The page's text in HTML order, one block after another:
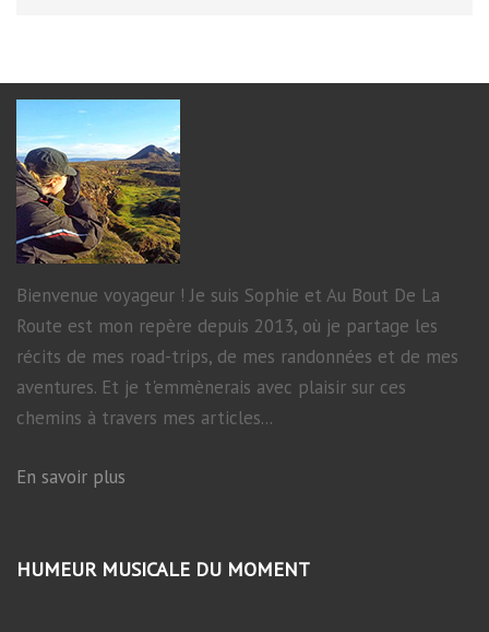
Bienvenue voyageur ! Je suis Sophie et Au Bout De La
Route est mon repère depuis 2013, où je partage les
récits de mes road-trips, de mes randonnées et de mes
aventures. Et je t'emmènerais avec plaisir sur ces
chemins à travers mes articles...
En savoir plus
HUMEUR MUSICALE DU MOMENT